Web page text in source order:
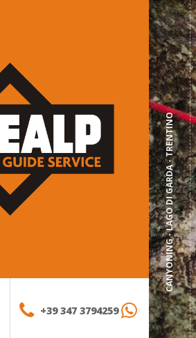
CANYONING - LAGO DI GARDA - TRENTINO
+39 347 3794259